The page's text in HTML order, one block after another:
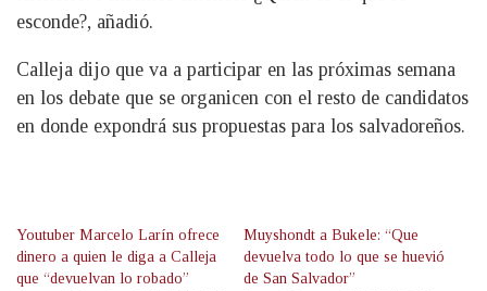
esconde?, añadió.
Calleja dijo que va a participar en las próximas semana
en los debate que se organicen con el resto de candidatos
en donde expondrá sus propuestas para los salvadoreños.
Youtuber Marcelo Larín ofrece
dinero a quien le diga a Calleja
que “devuelvan lo robado”
Muyshondt a Bukele: “Que
devuelva todo lo que se huevió
de San Salvador”